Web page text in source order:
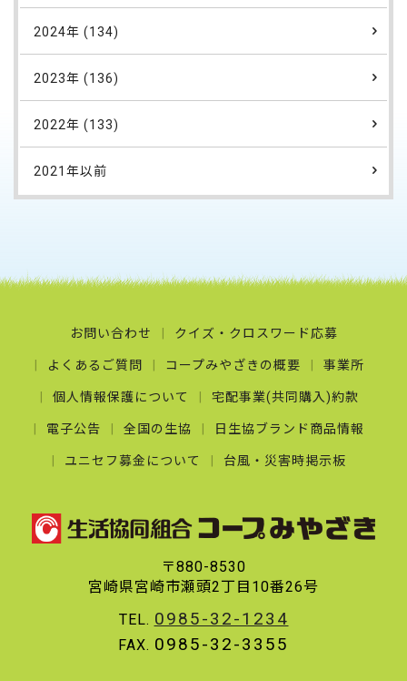
2024年 (134)
2023年 (136)
2022年 (133)
2021年以前
お問い合わせ クイズ・クロスワード応募
よくあるご質問 コープみやざきの概要 事業所
個人情報保護について 宅配事業(共同購入)約款
電子公告 全国の生協 日生協ブランド商品情報
ユニセフ募金について 台風・災害時掲示板
〒880-8530
宮崎県宮崎市瀬頭2丁目10番26号
TEL. 0985-32-1234
FAX. 0985-32-3355